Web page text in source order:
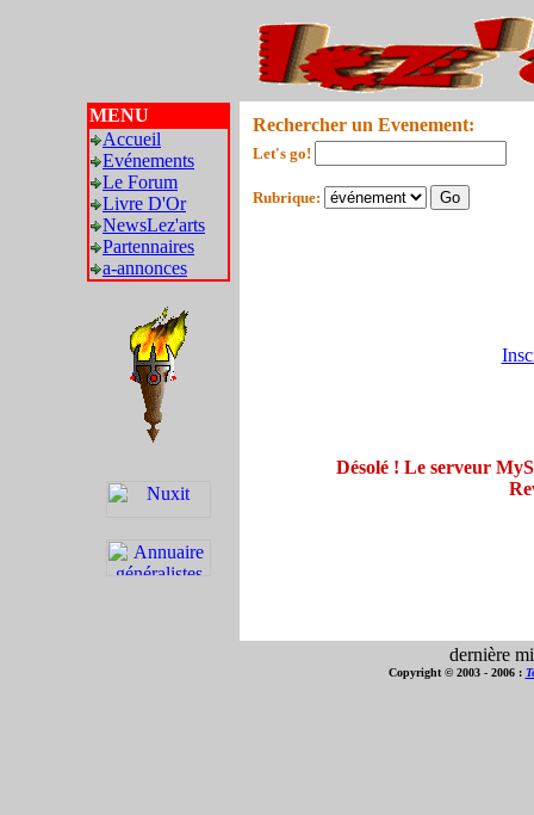
MENU
Accueil
Evénements
Le Forum
Livre D'Or
NewsLez'arts
Partennaires
a-annonces
Rechercher un Evenement:
Let's go!
Rubrique:
Désolé ! Le serveur
dernière
Copyright © 2003 - 2006 :